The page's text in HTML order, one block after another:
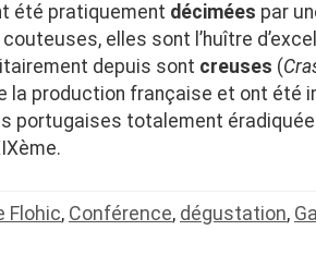
été pratiquement décimées par
elles sont l’huître
depuis sont creuses (
la production française et ont été
portugaises totalement
Flohic, Conférence, dégustation,